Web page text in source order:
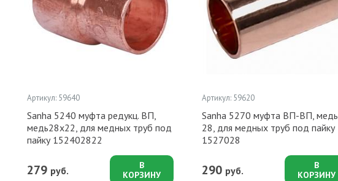
Артикул: 59640
Sanha 5240 муфта редукц. ВП,
медь28x22, для медных труб под
пайку 152402822
279 руб.
В
КОРЗИНУ
Артикул: 59620
Sanha 5270 муфта ВП-ВП, медь
28, для медных труб под пайку
1527028
290 руб.
В
КОРЗИНУ